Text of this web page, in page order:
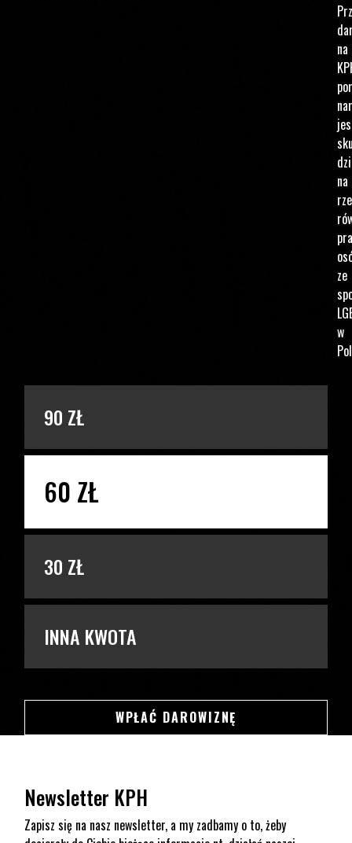
na
na
ze
w
90 ZŁ
60 ZŁ
30 ZŁ
INNA KWOTA
PODAJ KWOTĘ
WPŁAĆ DAROWIZNĘ
Newsletter KPH
Zapisz się na nasz newsletter, a my zadbamy o to, żeby